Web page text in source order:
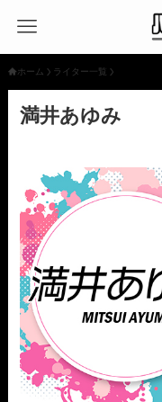
ホーム ライター一覧
満井あゆみ